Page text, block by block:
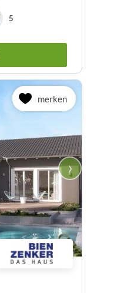
5
merken
›